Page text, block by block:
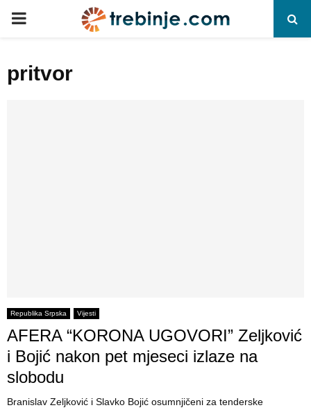
P
E
N
pritvor
Republika Srpska Vijesti
AFERA “KORONA UGOVORI” Zeljković
i Bojić nakon pet mjeseci izlaze na
slobodu
Branislav Zeljković i Slavko Bojić osumnjičeni za tenderske